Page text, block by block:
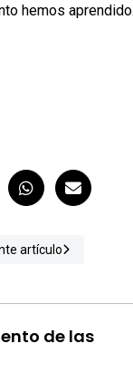
hemos aprendido.
artículo
de las